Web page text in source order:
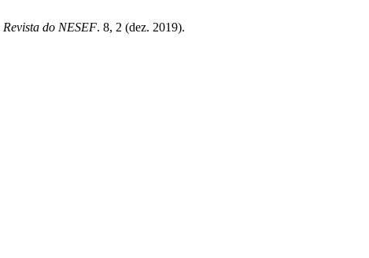
Revista do NESEF. 8, 2 (dez. 2019).